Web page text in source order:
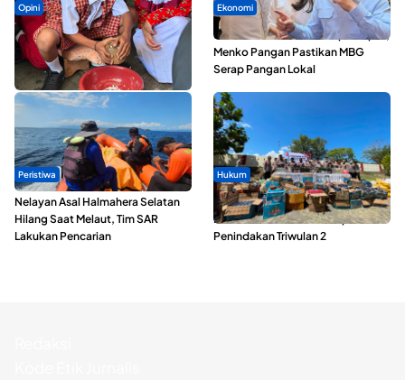
Opini
Tak Sekadar Memarut Kelapa,
Kukuran Tongole Jadi Media
Belajar Etnosains
Ekonomi
SPPG di Maluku Utara Dipercepat,
Menko Pangan Pastikan MBG
Serap Pangan Lokal
Peristiwa
Nelayan Asal Halmahera Selatan
Hilang Saat Melaut, Tim SAR
Lakukan Pencarian
Hukum
Polda Maluku Utara Musnahkan
Ribuan Liter Miras Hasil Operasi
Penindakan Triwulan 2